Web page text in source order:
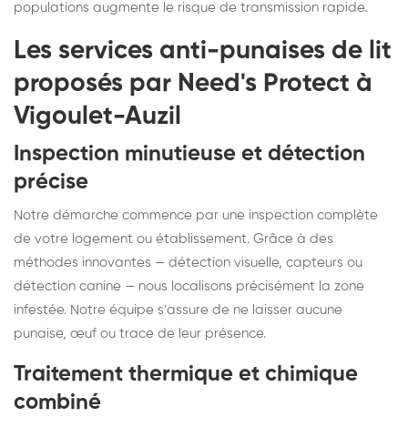
populations augmente le risque de transmission rapide.
Les services anti-punaises de lit
proposés par Need's Protect à
Vigoulet-Auzil
Inspection minutieuse et détection
précise
Notre démarche commence par une inspection complète
de votre logement ou établissement. Grâce à des
méthodes innovantes — détection visuelle, capteurs ou
détection canine — nous localisons précisément la zone
infestée. Notre équipe s’assure de ne laisser aucune
punaise, œuf ou trace de leur présence.
Traitement thermique et chimique
combiné